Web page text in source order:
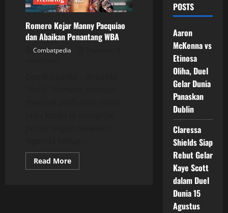
Romero Kejar Manny Pacquiao
dan Abaikan Penantang WBA
Combatpedia
Read MoreRead
more
POSTS
Aaron
McKenna vs
Etinosa
Oliha, Duel
Gelar Dunia
Panaskan
Dublin
Claressa
Shields Siap
Rebut Gelar
Kaye Scott
dalam Duel
Dunia 15
Agustus